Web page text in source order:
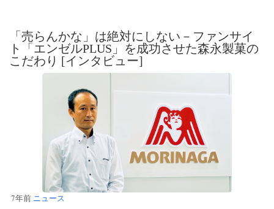
7年前 ニュース
「売らんかな」は絶対にしない－ファンサイ
ト「エンゼルPLUS」を成功させた森永製菓の
こだわり [インタビュー]